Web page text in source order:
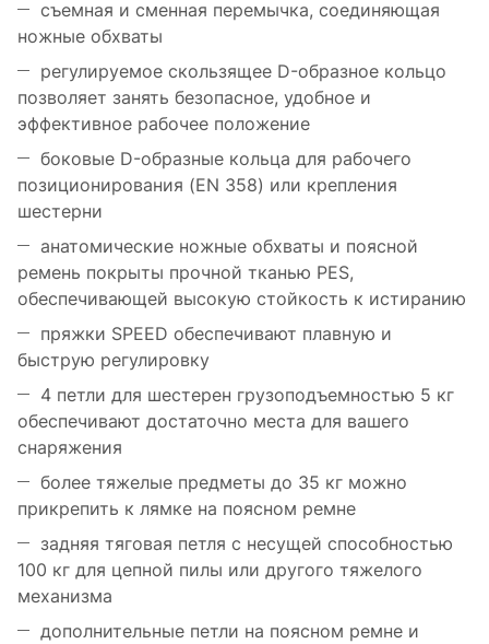
съемная и сменная перемычка, соединяющая
ножные обхваты
регулируемое скользящее D-образное кольцо
позволяет занять безопасное, удобное и
эффективное рабочее положение
боковые D-образные кольца для рабочего
позиционирования (EN 358) или крепления
шестерни
анатомические ножные обхваты и поясной
ремень покрыты прочной тканью PES,
обеспечивающей высокую стойкость к истиранию
пряжки SPEED обеспечивают плавную и
быструю регулировку
4 петли для шестерен грузоподъемностью 5 кг
обеспечивают достаточно места для вашего
снаряжения
более тяжелые предметы до 35 кг можно
прикрепить к лямке на поясном ремне
задняя тяговая петля с несущей способностью
100 кг для цепной пилы или другого тяжелого
механизма
дополнительные петли на поясном ремне и